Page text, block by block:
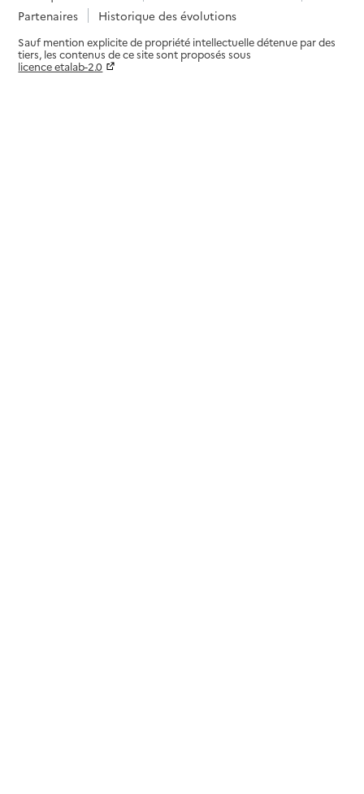
Partenaires
Historique des évolutions
Sauf mention explicite de propriété intellectuelle détenue par des
tiers, les contenus de ce site sont proposés sous
licence etalab-2.0